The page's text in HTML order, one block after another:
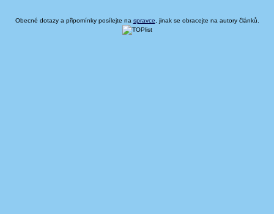
Obecné dotazy a připomínky posílejte na spravce , jinak se obracejte na autory článků.